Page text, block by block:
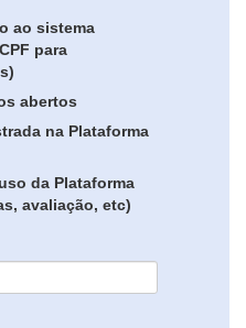
ao sistema
para
abertos
na Plataforma
da Plataforma
avaliação, etc)